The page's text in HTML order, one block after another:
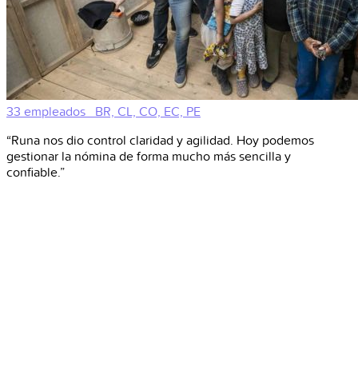
33 empleados
BR, CL, CO, EC, PE
“Runa nos dio control claridad y agilidad. Hoy podemos
gestionar la nómina de forma mucho más sencilla y
confiable.”